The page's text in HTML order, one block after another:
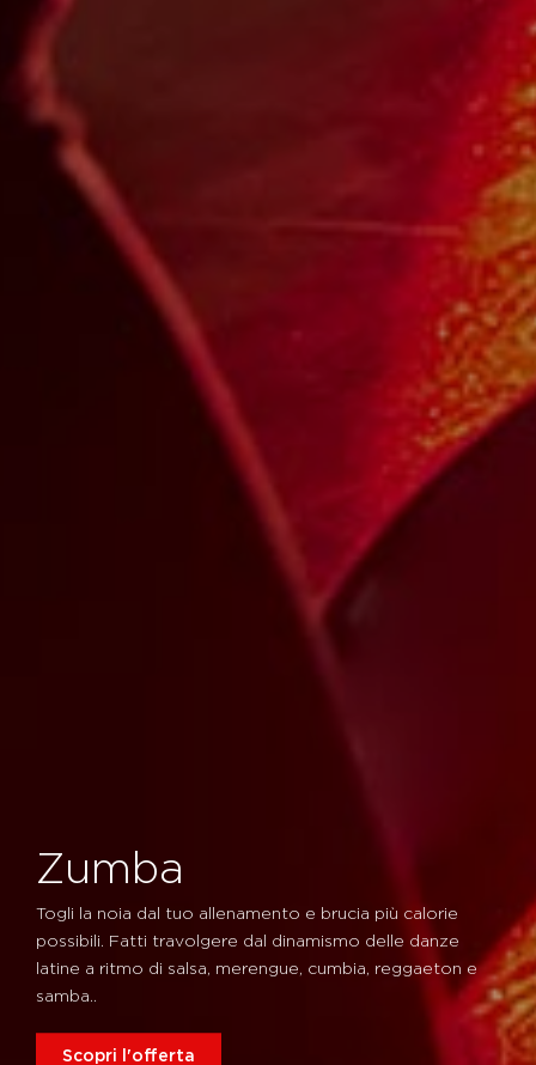
Zumba
Togli la noia dal tuo allenamento e brucia più calorie
possibili. Fatti travolgere dal dinamismo delle danze
latine a ritmo di salsa, merengue, cumbia, reggaeton e
samba..
Scopri l'offerta